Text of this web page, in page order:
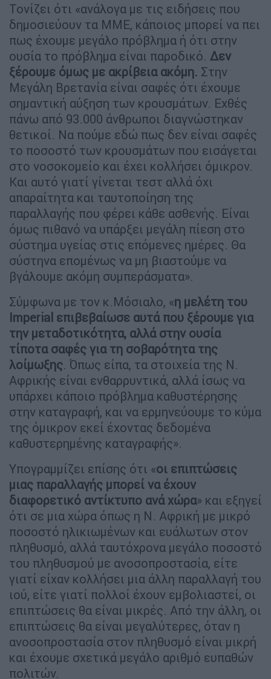
Τονίζει ότι «ανάλογα με τις ειδήσεις που
δημοσιεύουν τα ΜΜΕ, κάποιος μπορεί να πει
πως έχουμε μεγάλο πρόβλημα ή ότι στην
ουσία το πρόβλημα είναι παροδικό. Δεν
ξέρουμε όμως με ακρίβεια ακόμη. Στην
Μεγάλη Βρετανία είναι σαφές ότι έχουμε
σημαντική αύξηση των κρουσμάτων. Εχθές
πάνω από 93.000 άνθρωποι διαγνώστηκαν
θετικοί. Να πούμε εδώ πως δεν είναι σαφές
το ποσοστό των κρουσμάτων που εισάγεται
στο νοσοκομείο και έχει κολλήσει όμικρον.
Και αυτό γιατί γίνεται τεστ αλλά όχι
απαραίτητα και ταυτοποίηση της
παραλλαγής που φέρει κάθε ασθενής. Είναι
όμως πιθανό να υπάρξει μεγάλη πίεση στο
σύστημα υγείας στις επόμενες ημέρες. Θα
σύστηνα επομένως να μη βιαστούμε να
βγάλουμε ακόμη συμπεράσματα».
Σύμφωνα με τον κ.Μόσιαλο, «η μελέτη του
Ιmperial επιβεβαίωσε αυτά που ξέρουμε για
την μεταδοτικότητα, αλλά στην ουσία
τίποτα σαφές για τη σοβαρότητα της
λοίμωξης. Όπως είπα, τα στοιχεία της Ν.
Αφρικής είναι ενθαρρυντικά, αλλά ίσως να
υπάρχει κάποιο πρόβλημα καθυστέρησης
στην καταγραφή, και να ερμηνεύουμε το κύμα
της όμικρον εκεί έχοντας δεδομένα
καθυστερημένης καταγραφής».
Υπογραμμίζει επίσης ότι «οι επιπτώσεις
μιας παραλλαγής μπορεί να έχουν
διαφορετικό αντίκτυπο ανά χώρα» και εξηγεί
ότι σε μια χώρα όπως η Ν. Αφρική με μικρό
ποσοστό ηλικιωμένων και ευάλωτων στον
πληθυσμό, αλλά ταυτόχρονα μεγάλο ποσοστό
του πληθυσμού με ανοσοπροστασία, είτε
γιατί είχαν κολλήσει μια άλλη παραλλαγή του
ιού, είτε γιατί πολλοί έχουν εμβολιαστεί, οι
επιπτώσεις θα είναι μικρές. Από την άλλη, οι
επιπτώσεις θα είναι μεγαλύτερες, όταν η
ανοσοπροστασία στον πληθυσμό είναι μικρή
και έχουμε σχετικά μεγάλο αριθμό ευπαθών
πολιτών.